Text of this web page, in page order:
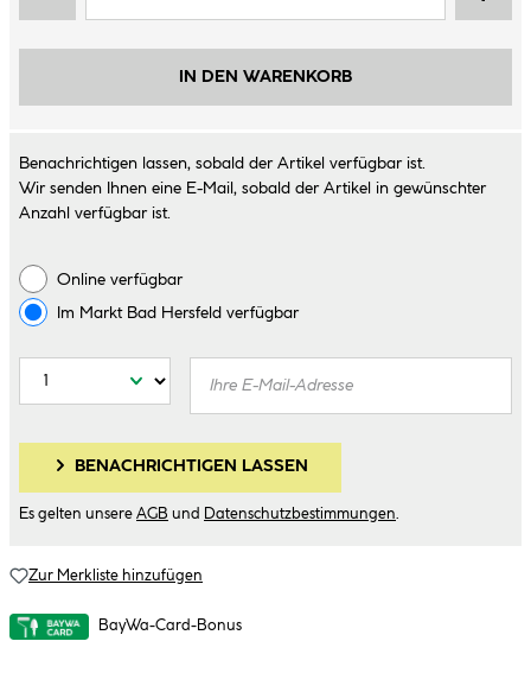
IN DEN WARENKORB
Benachrichtigen lassen, sobald der Artikel verfügbar ist.
Wir senden Ihnen eine E-Mail, sobald der Artikel in gewünschter
Anzahl verfügbar ist.
Online verfügbar
Im Markt Bad Hersfeld verfügbar
BENACHRICHTIGEN LASSEN
Es gelten unsere AGB und Datenschutzbestimmungen
Zur Merkliste hinzufügen
BayWa-Card-Bonus